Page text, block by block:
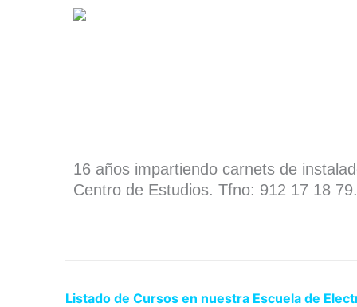
16 años impartiendo carnets de
Centro de Estudios. Tfno: 912 17 18 79.
Listado de Cursos en nuestra Escuela de